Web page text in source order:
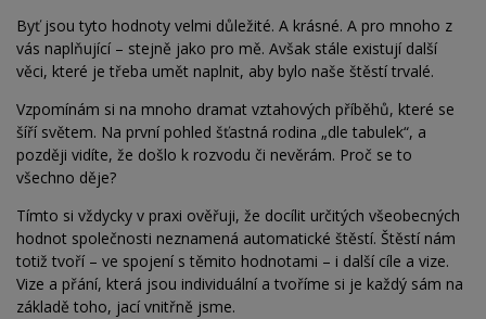
Byť jsou tyto hodnoty velmi důležité. A krásné. A pro mnoho z
vás naplňující – stejně jako pro mě. Avšak stále existují další
věci, které je třeba umět naplnit, aby bylo naše štěstí trvalé.
Vzpomínám si na mnoho dramat vztahových příběhů, které se
šíří světem. Na první pohled šťastná rodina „dle tabulek“, a
později vidíte, že došlo k rozvodu či nevěrám. Proč se to
všechno děje?
Tímto si vždycky v praxi ověřuji, že docílit určitých všeobecných
hodnot společnosti neznamená automatické štěstí. Štěstí nám
totiž tvoří – ve spojení s těmito hodnotami – i další cíle a vize.
Vize a přání, která jsou individuální a tvoříme si je každý sám na
základě toho, jací vnitřně jsme.